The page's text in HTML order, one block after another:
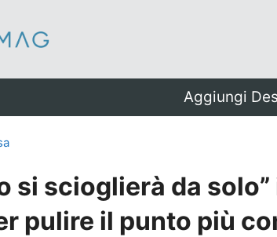
Aggiungi
si scioglierà da
pulire il punto più